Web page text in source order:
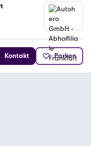
Kontakt Parken